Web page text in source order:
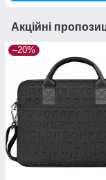
Акційні
–20%